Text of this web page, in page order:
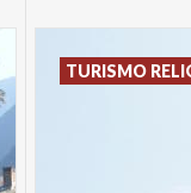
TURISMO